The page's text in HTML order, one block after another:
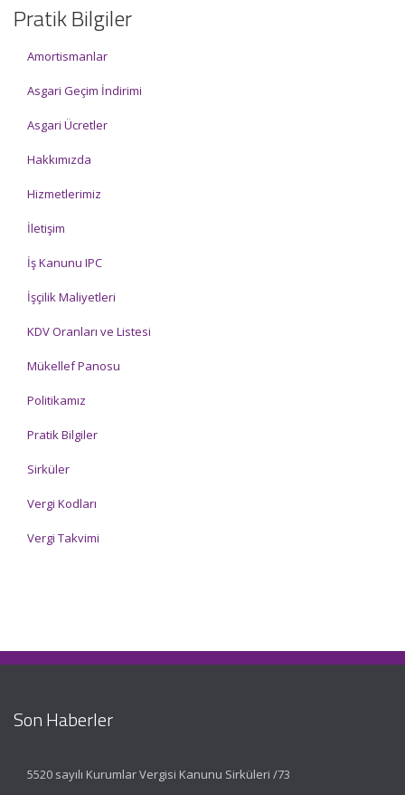
Pratik Bilgiler
Amortismanlar
Asgari Geçim İndirimi
Asgari Ücretler
Hakkımızda
Hizmetlerimiz
İletişim
İş Kanunu IPC
İşçilik Maliyetleri
KDV Oranları ve Listesi
Mükellef Panosu
Politikamız
Pratik Bilgiler
Sirküler
Vergi Kodları
Vergi Takvimi
Son Haberler
5520 sayılı Kurumlar Vergisi Kanunu Sirküleri /73